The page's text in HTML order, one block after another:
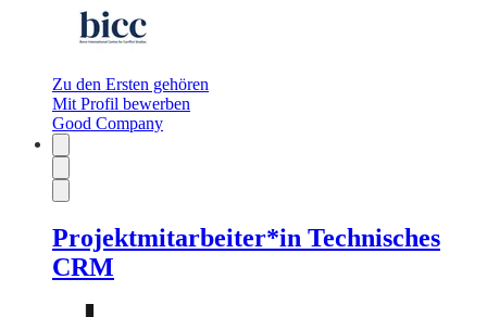
Zu den Ersten gehören
Mit Profil bewerben
Good Company
Projektmitarbeiter*in Technisches
CRM